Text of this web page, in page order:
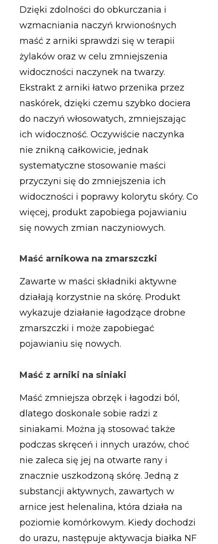
Dzięki zdolności do obkurczania i
wzmacniania naczyń krwionośnych
maść z arniki sprawdzi się w terapii
żylaków oraz w celu zmniejszenia
widoczności naczynek na twarzy.
Ekstrakt z arniki łatwo przenika przez
naskórek, dzięki czemu szybko dociera
do naczyń włosowatych, zmniejszając
ich widoczność. Oczywiście naczynka
nie znikną całkowicie, jednak
systematyczne stosowanie maści
przyczyni się do zmniejszenia ich
widoczności i poprawy kolorytu skóry. Co
więcej, produkt zapobiega pojawianiu
się nowych zmian naczyniowych.
Maść arnikowa na zmarszczki
Zawarte w maści składniki aktywne
działają korzystnie na skórę. Produkt
wykazuje działanie łagodzące drobne
zmarszczki i może zapobiegać
pojawianiu się nowych.
Maść z arniki na siniaki
Maść zmniejsza obrzęk i łagodzi ból,
dlatego doskonale sobie radzi z
siniakami. Można ją stosować także
podczas skręceń i innych urazów, choć
nie zaleca się jej na otwarte rany i
znacznie uszkodzoną skórę. Jedną z
substancji aktywnych, zawartych w
arnice jest helenalina, która działa na
poziomie komórkowym. Kiedy dochodzi
do urazu, następuje aktywacja białka NF